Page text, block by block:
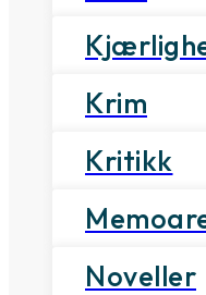
Krim
Kritikk
Noveller